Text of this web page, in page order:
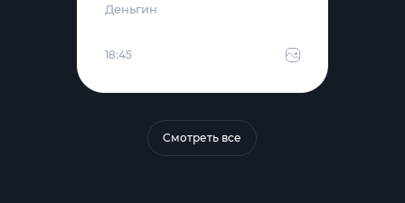
Деньгин
18:45
Смотреть все